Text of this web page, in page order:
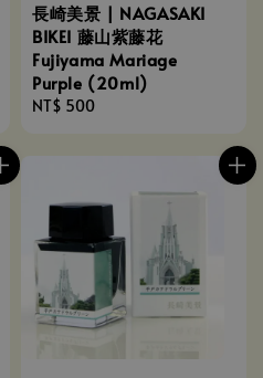
長崎美景 | NAGASAKI
BIKEI 藤山紫藤花
Fujiyama Mariage
Purple (20ml)
Regular
NT$ 500